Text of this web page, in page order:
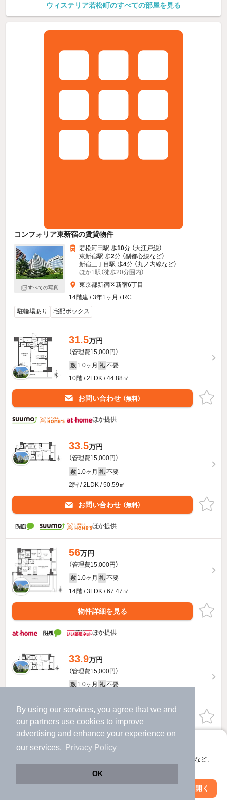
By using our services, you agree that we and
our partners use cookies to improve
advertising and enhance your experience on
our services.
Privacy Policy
OK
アプリに切り替えて、サクサクお部屋探し
会員登録なしですぐ使える。マップ検索やお気に入り保存など、
アプリを開く
ウィステリア若松町のすべての部屋を見る
コンフォリア東新宿の賃貸物件
すべての写真
若松河田駅 歩10分 （大江戸線）
東新宿駅 歩2分 （副都心線など）
新宿三丁目駅 歩4分 （丸ノ内線など）
ほか1駅（徒歩20分圏内）
東京都新宿区新宿6丁目
14階建 / 3年1ヶ月 / RC
駐輪場あり
宅配ボックス
31.5万円
（管理費15,000円）
敷 1.0ヶ月 礼 不要
10階 / 2LDK / 44.88㎡
お問い合わせ （無料）
ほか提供
33.5万円
（管理費15,000円）
敷 1.0ヶ月 礼 不要
2階 / 2LDK / 50.59㎡
お問い合わせ （無料）
ほか提供
56万円
（管理費15,000円）
敷 1.0ヶ月 礼 不要
14階 / 3LDK / 67.47㎡
物件詳細を見る
ほか提供
33.9万円
（管理費15,000円）
敷 1.0ヶ月 礼 不要
お問い合わせ
ほか提供
絞り込み条件を変更